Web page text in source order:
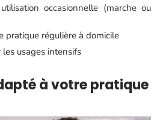
occasionnelle (marche ou
pratique régulière à domicile
usages intensifs
à votre pratique